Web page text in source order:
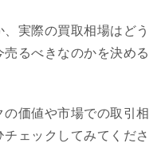
実際の買取相場はどう
るべきなのかを決める
価値や市場での取引相
ェックしてみてくださ